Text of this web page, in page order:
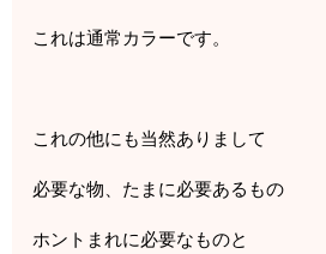
これは通常カラーです。
これの他にも当然ありまして
必要な物、たまに必要あるもの
ホントまれに必要なものと